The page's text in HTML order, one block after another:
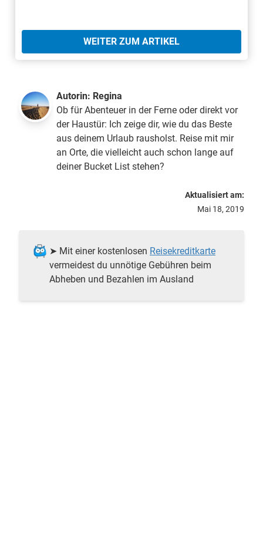
WEITER ZUM ARTIKEL
Autorin: Regina
Ob für Abenteuer in der Ferne oder direkt vor
der Haustür: Ich zeige dir, wie du das Beste
aus deinem Urlaub rausholst. Reise mit mir
an Orte, die vielleicht auch schon lange auf
deiner Bucket List stehen?
Aktualisiert am:
Mai 18, 2019
➤ Mit einer kostenlosen Reisekreditkarte
vermeidest du unnötige Gebühren beim
Abheben und Bezahlen im Ausland